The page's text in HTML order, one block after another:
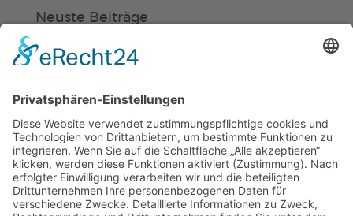
Neuste Beiträge
Verein
ab 13 Uhr geschlossen
„Am Ende bekommt jeder ein
Schwimmabzeichen“